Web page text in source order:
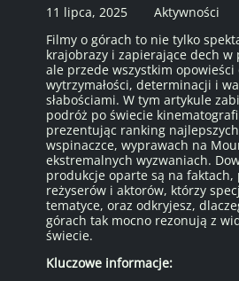
11 lipca, 2025
Aktywności
Filmy o górach to nie tylko
krajobrazy i zapierające dech w
ale przede wszystkim opowieści
wytrzymałości, determinacji i
słabościami. W tym artykule
podróż po świecie
prezentując ranking
wspinaczce, wyprawach na
ekstremalnych wyzwaniach.
produkcje oparte są na faktach,
reżyserów i aktorów, którzy
tematyce, oraz odkryjesz,
górach tak mocno rezonują z
świecie.
Kluczowe informacje: